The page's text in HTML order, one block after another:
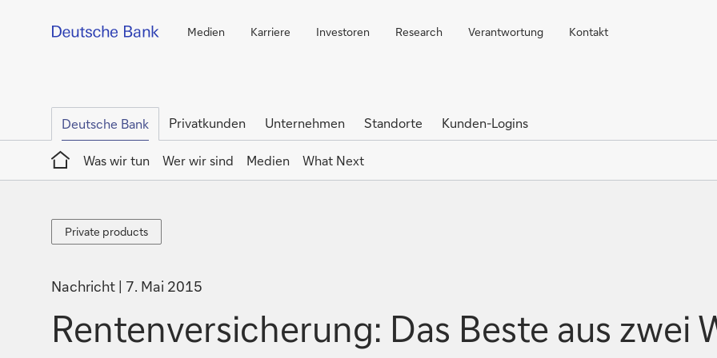
Medien Karriere Investoren Research Verantwortung Kontakt
Deutsche Bank Privatkunden Unternehmen Standorte
Kunden-Logins
Home
Was wir tun
Wer wir sind Medien What Next
Private
products
Private products
Nachricht 7. Mai 2015
Rentenversicherung: Das Beste aus zwei